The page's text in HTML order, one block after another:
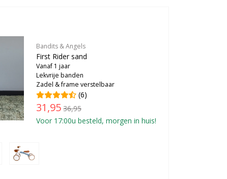
Bandits & Angels
First Rider sand
Vanaf 1 jaar
Lekvrije banden
Zadel & frame verstelbaar
(6)
31,95 36,95
Voor 17:00u besteld, morgen in huis!